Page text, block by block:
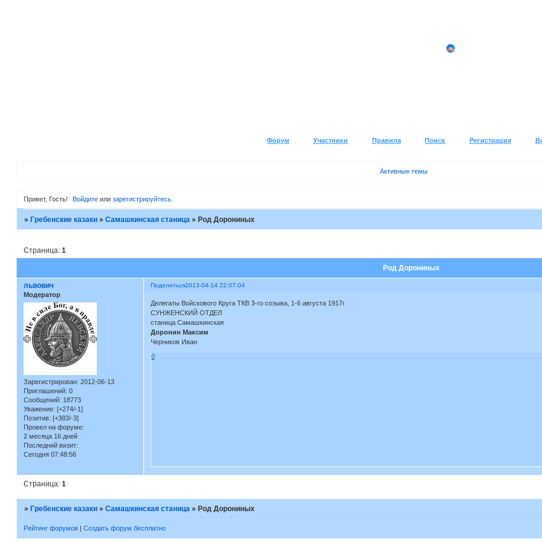
Форум Участники Правила Поиск Регистрация
Активные темы
Привет, Гость! Войдите илизарегистрируйтесь
» Гребенские казаки » Самашкинская станица » Род Дорониных
Род Дорониных
Страница: 1
Поделиться2013-04-14 22:07:04
львович
Модератор
Зарегистрирован: 2012-06-13
Приглашений: 0
Сообщений: 18773
Уважение: [+274/-1]
Позитив: [+383/-3]
Провел на форуме:
2 месяца 16 дней
Последний визит:
Сегодня 07:48:56
Делегаты Войскового Круга ТКВ 3-го созыва, 1-6 августа 1917г
СУНЖЕНСКИЙ ОТДЕЛ
станица Самашкинская
Доронин Максим
Черников Иван
0
Страница: 1
» Гребенские казаки » Самашкинская станица » Род Дорониных
Рейтинг форумов| Создать форум бесплатно